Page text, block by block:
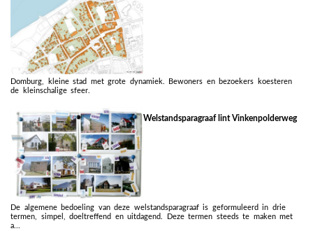
Domburg, kleine stad met grote dynamiek. Bewoners en bezoekers koesteren
de kleinschalige sfeer.
Welstandsparagraaf lint Vinkenpolderweg
De algemene bedoeling van deze welstandsparagraaf is geformuleerd in drie
termen, simpel, doeltreffend en uitdagend. Deze termen steeds te maken met
a...